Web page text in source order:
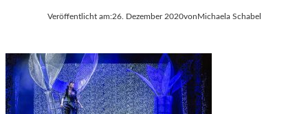
Veröffentlicht am:26. Dezember 2020vonMichaela Schabel